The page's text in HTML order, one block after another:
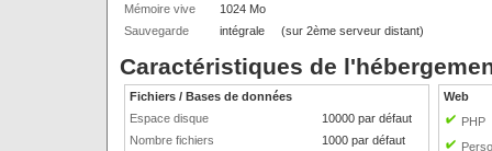
Mémoire vive
1024 Mo
Sauvegarde
intégrale (sur 2ème serveur distant)
Caractéristiques de
Fichiers / Bases de données
Espace disque
10000 par défaut
Nombre fichiers
1000 par défaut
Web
PHP